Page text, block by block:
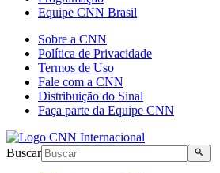
Equipe CNN Brasil
Sobre a CNN
Política de Privacidade
Termos de Uso
Fale com a CNN
Distribuição do Sinal
Faça parte da Equipe CNN
Buscar